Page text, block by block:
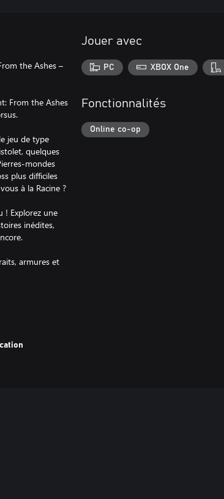
the Ashes –
From the Ashes
jeu de type
quelques
mondes
plus difficiles
à la Racine ?
! Explorez une
inédites,
armures et
lumineux à
Jouer avec
PC XBOX One
Fonctionnalités
Online co-op